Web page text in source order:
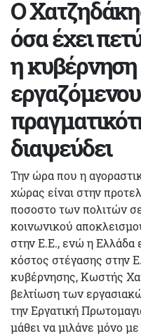
Ο
όσα έχει
η κυβέρνηση
διαψεύδει
Την ώρα που η
χώρας είναι στην
ποσοστο των πολιτών
κοινωνικού
στην Ε.Ε., ενώ η Ελλάδα
κόστος στέγασης στην
κυβέρνησης, Κωστής
βελτίωση των
την Εργατική
μάθει να μιλάνε μόνο